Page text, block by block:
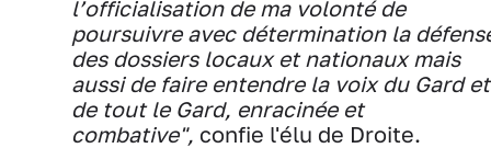
l’officialisation de ma volonté de
poursuivre avec détermination la
des dossiers locaux et nationaux mais
aussi de faire entendre la voix du Gard et
de tout le Gard, enracinée et
combative", confie l'élu de Droite.